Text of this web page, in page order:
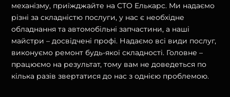
механізму, приїжджайте на СТО Елькарс. Ми надаємо
різні за складністю послуги, у нас є необхідне
обладнання та автомобільні запчастини, а наші
майстри – досвідчені профі. Надаємо всі види послуг,
виконуємо ремонт будь-якої складності. Головне –
працюємо на результат, тому вам не доведеться по
кілька разів звертатися до нас з однією проблемою.